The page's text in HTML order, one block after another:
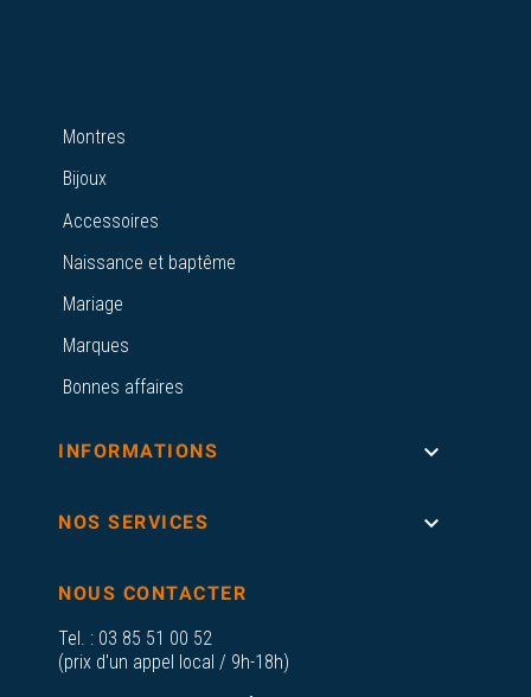
Montres
Bijoux
Accessoires
Naissance et baptême
Mariage
Marques
Bonnes affaires
INFORMATIONS 
NOS SERVICES 
NOUS CONTACTER
Tel. : 03 85 51 00 52
(prix d'un appel local / 9h-18h)